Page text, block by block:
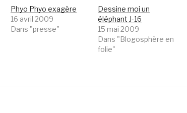
Phyo Phyo exagère
16 avril 2009
Dans "presse"
Dessine moi un
éléphant J-16
15 mai 2009
Dans "Blogosphère en
folie"